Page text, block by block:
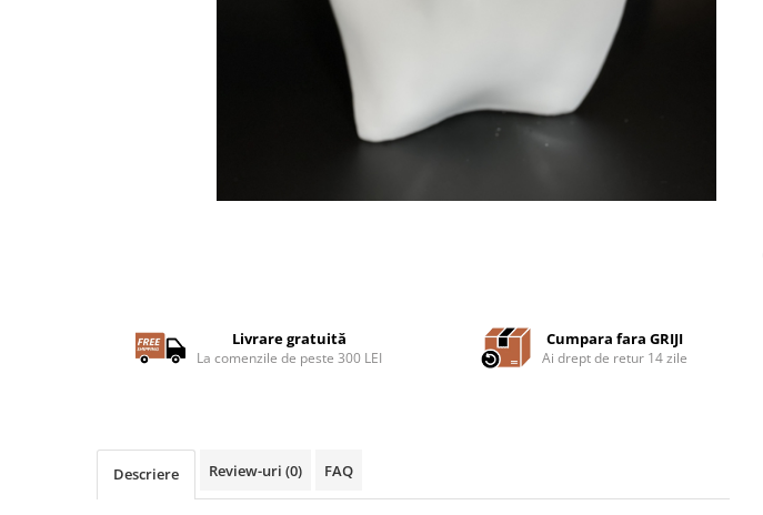
Livrare gratuită
La comenzile de peste 300 LEI
Cumpara fara GRIJI
Ai drept de retur 14 zile
Descriere Review-uri (0) FAQ